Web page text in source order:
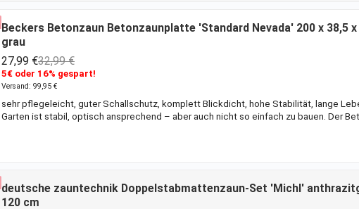
Beckers Betonzaun Betonzaunplatte 'Standard Nevada' 200 x 38,5 x
grau
27,99 €32,99 €
5€ oder 16% gespart!
Versand: 99,95 €
sehr pflegeleicht, guter Schallschutz, komplett Blickdicht, hohe Stabilität, lange
Garten ist stabil, optisch ansprechend – aber auch nicht so einfach zu bauen. Der
zusammenfügen. Mit einer Höhe von 38,5 cm, einer Breite von 200 cm und einer
deutsche zauntechnik Doppelstabmattenzaun-Set 'Michl'
120 cm